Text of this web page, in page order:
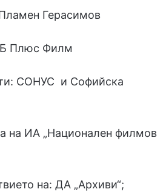
Герасимов
Плюс Филм
СОНУС и Софийска
ИА „Национален филмов
на: ДА „Архиви“;